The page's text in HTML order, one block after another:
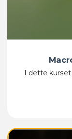
I dette